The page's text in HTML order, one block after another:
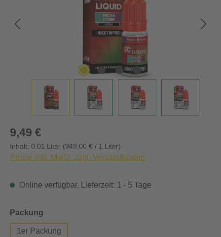
Regulärer Preis:
9,49 €
Inhalt: 0.01 Liter (949,00 € / 1 Liter)
Preise inkl. MwSt. zzgl. Versandkosten
Online verfügbar, Lieferzeit: 1 - 5 Tage
Packung
1er Packung